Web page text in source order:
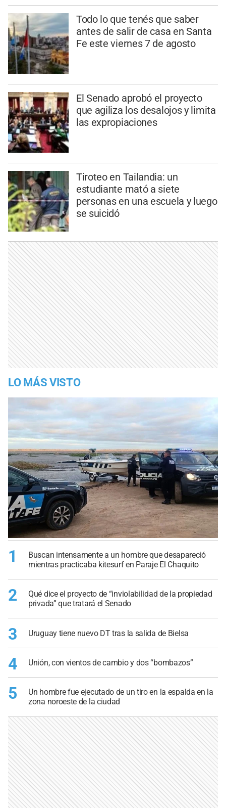
Todo lo que tenés que saber
antes de salir de casa en Santa
Fe este viernes 7 de agosto
El Senado aprobó el proyecto
que agiliza los desalojos y limita
las expropiaciones
Tiroteo en Tailandia: un
estudiante mató a siete
personas en una escuela y luego
se suicidó
LO MÁS VISTO
1
Buscan intensamente a un hombre que desapareció
mientras practicaba kitesurf en Paraje El Chaquito
2
Qué dice el proyecto de “inviolabilidad de la propiedad
privada” que tratará el Senado
3 Uruguay tiene nuevo DT tras la salida de Bielsa
4 Unión, con vientos de cambio y dos “bombazos”
5
Un hombre fue ejecutado de un tiro en la espalda en la
zona noroeste de la ciudad